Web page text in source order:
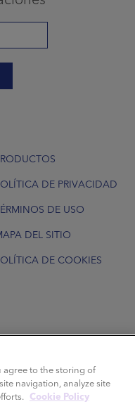
DE PRIVACIDAD
DE USO
DEL SITIO
DE COOKIES
agree to the storing of
navigation, analyze site
Cookie Policy